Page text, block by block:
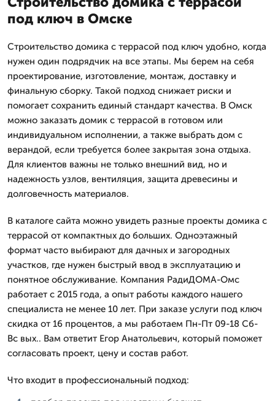
под ключ в Омске
Строительство домика с террасой под ключ удобно, когда
нужен один подрядчик на все этапы. Мы берем на себя
проектирование, изготовление, монтаж, доставку и
финальную сборку. Такой подход снижает риски и
помогает сохранить единый стандарт качества. В Омск
можно заказать домик с террасой в готовом или
индивидуальном исполнении, а также выбрать дом с
верандой, если требуется более закрытая зона отдыха.
Для клиентов важны не только внешний вид, но и
надежность узлов, вентиляция, защита древесины и
долговечность материалов.
В каталоге сайта можно увидеть разные проекты домика с
террасой от компактных до больших. Одноэтажный
формат часто выбирают для дачных и загородных
участков, где нужен быстрый ввод в эксплуатацию и
понятное обслуживание. Компания РадиДОМА-Омс
работает с 2015 года, а опыт работы каждого нашего
специалиста не менее 10 лет. При заказе услуги под ключ
скидка от 16 процентов, а мы работаем Пн-Пт 09-18 Сб-
Вс вых.. Вам ответит Егор Анатольевич, который поможет
согласовать проект, цену и состав работ.
Что входит в профессиональный подход: